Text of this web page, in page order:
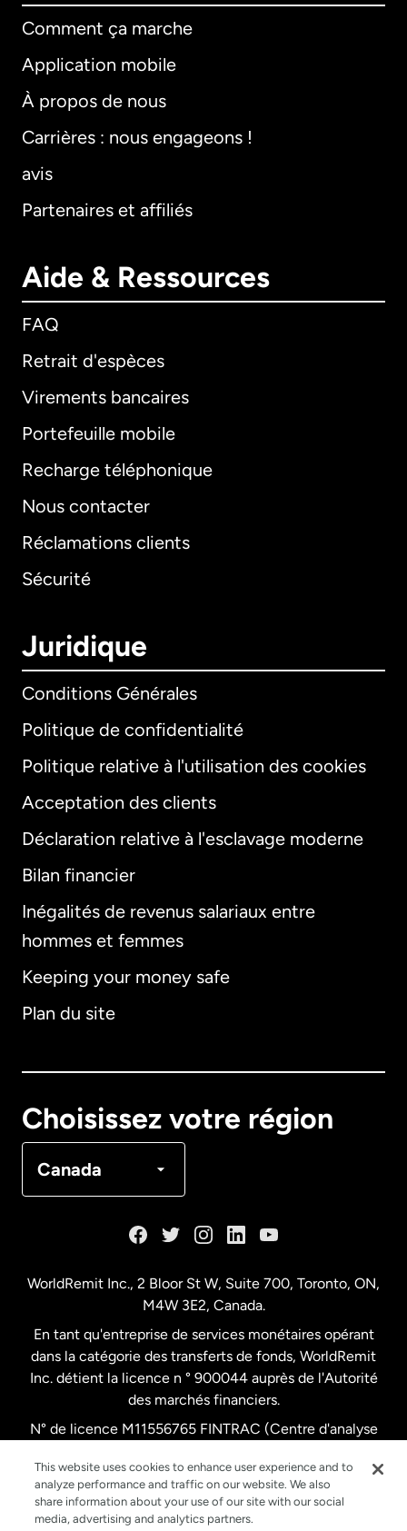
Comment ça marche
Application mobile
À propos de nous
Carrières : nous engageons !
avis
Partenaires et affiliés
Aide & Ressources
FAQ
Retrait d'espèces
Virements bancaires
Portefeuille mobile
Recharge téléphonique
Nous contacter
Réclamations clients
Sécurité
Juridique
Conditions Générales
Politique de confidentialité
Politique relative à l'utilisation des cookies
Acceptation des clients
Déclaration relative à l'esclavage moderne
Bilan financier
Inégalités de revenus salariaux entre
hommes et femmes
Keeping your money safe
Plan du site
Choisissez votre région
Canada
International
Allemagne
Français
États-Unis Español
France
Malaisie
WorldRemit Inc., 2 Bloor St W, Suite 700, Toronto, ON,
M4W 3E2, Canada.
En tant qu'entreprise de services monétaires opérant
dans la catégorie des transferts de fonds, WorldRemit
Inc. détient la licence n ° 900044 auprès de l'Autorité
des marchés financiers.
N° de licence M11556765 FINTRAC (Centre d'analyse
This website uses cookies to enhance user experience and to
analyze performance and traffic on our website. We also
share information about your use of our site with our social
media, advertising and analytics partners.